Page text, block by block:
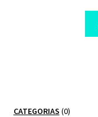
CATEGORIAS 00